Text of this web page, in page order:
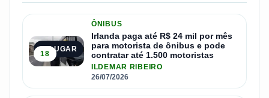
1º LUGAR
18
ÔNIBUS
Irlanda paga até R$ 24 mil por mês
para motorista de ônibus e pode
contratar até 1.500 motoristas
ILDEMAR RIBEIRO
26/07/2026